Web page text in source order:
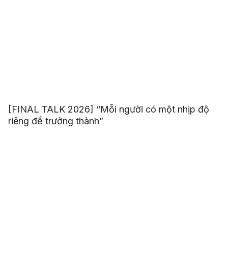
[FINAL TALK 2026] “Mỗi người có một nhịp độ
riêng để trưởng thành”